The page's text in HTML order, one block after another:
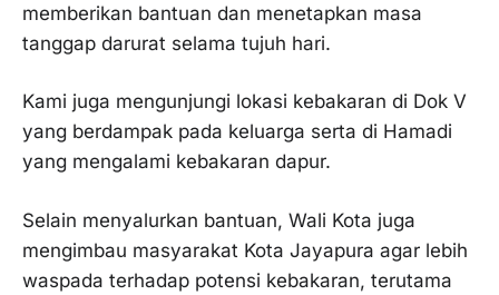
memberikan bantuan dan menetapkan masa
tanggap darurat selama tujuh hari.
Kami juga mengunjungi lokasi kebakaran di Dok V
yang berdampak pada keluarga serta di Hamadi
yang mengalami kebakaran dapur.
Selain menyalurkan bantuan, Wali Kota juga
mengimbau masyarakat Kota Jayapura agar lebih
waspada terhadap potensi kebakaran, terutama